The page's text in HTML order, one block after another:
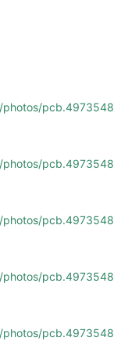
photos/
photos/
photos/
photos/
photos/